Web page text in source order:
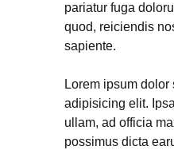
pariatur fuga
quod, reiciendis
sapiente.
Lorem ipsum
adipisicing elit.
ullam, ad officia
possimus dicta